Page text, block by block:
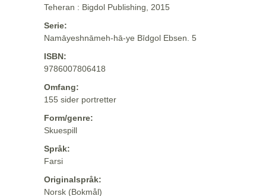
Teheran : Bigdol Publishing, 2015
Serie:
Namāyeshnāmeh-hā-ye Bīdgol Ebsen. 5
ISBN:
9786007806418
Omfang:
155 sider portretter
Form/genre:
Skuespill
Språk:
Farsi
Originalspråk:
Norsk (Bokmål)